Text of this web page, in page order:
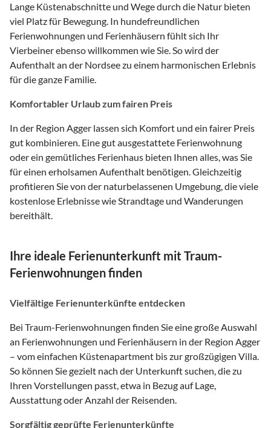
Lange Küstenabschnitte und Wege durch die Natur bieten
viel Platz für Bewegung. In hundefreundlichen
Ferienwohnungen und Ferienhäusern fühlt sich Ihr
Vierbeiner ebenso willkommen wie Sie. So wird der
Aufenthalt an der Nordsee zu einem harmonischen Erlebnis
für die ganze Familie.
Komfortabler Urlaub zum fairen Preis
In der Region Agger lassen sich Komfort und ein fairer Preis
gut kombinieren. Eine gut ausgestattete Ferienwohnung
oder ein gemütliches Ferienhaus bieten Ihnen alles, was Sie
für einen erholsamen Aufenthalt benötigen. Gleichzeitig
profitieren Sie von der naturbelassenen Umgebung, die viele
kostenlose Erlebnisse wie Strandtage und Wanderungen
bereithält.
Ihre ideale Ferienunterkunft mit Traum-
Ferienwohnungen finden
Vielfältige Ferienunterkünfte entdecken
Bei Traum-Ferienwohnungen finden Sie eine große Auswahl
an Ferienwohnungen und Ferienhäusern in der Region Agger
– vom einfachen Küstenapartment bis zur großzügigen Villa.
So können Sie gezielt nach der Unterkunft suchen, die zu
Ihren Vorstellungen passt, etwa in Bezug auf Lage,
Ausstattung oder Anzahl der Reisenden.
Sorgfältig geprüfte Ferienunterkünfte